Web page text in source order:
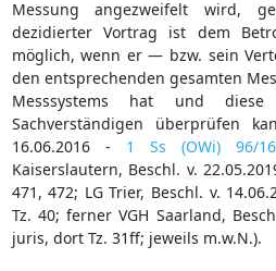
Messung angezweifelt wird,
dezidierter Vortrag ist dem
möglich, wenn er — bzw. sein
den entsprechenden gesamten
Messsystems hat und
Sachverständigen überprüfen
16.06.2016 - 1 Ss (OWi) 96/16
Kaiserslautern, Beschl. v.
471, 472; LG Trier, Beschl. v.
Tz. 40; ferner VGH Saarland,
juris, dort Tz. 31ff; jeweils m.w.N.).